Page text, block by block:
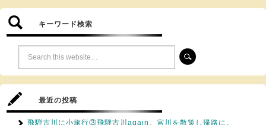
キーワード検索
最近の投稿
飛騨古川に小旅行③飛騨古川again。宮川を散策し帰路に。